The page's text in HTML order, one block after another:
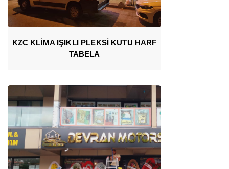
KZC KLİMA IŞIKLI PLEKSİ KUTU HARF
TABELA